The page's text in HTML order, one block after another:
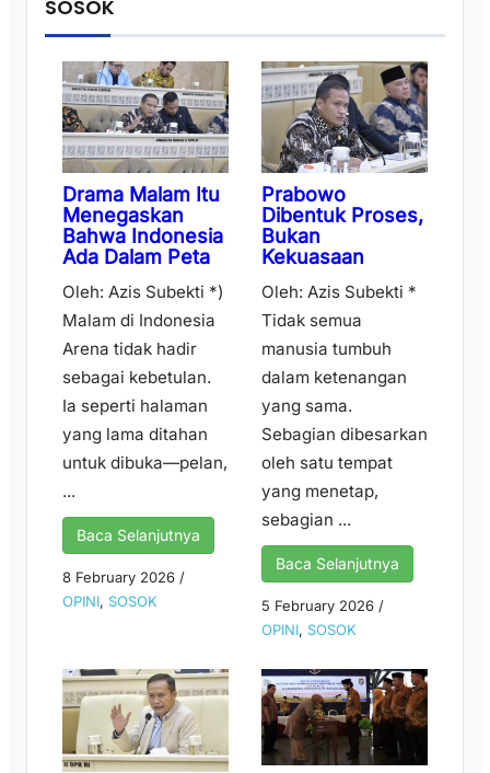
SOSOK
Drama Malam Itu
Menegaskan
Bahwa Indonesia
Ada Dalam Peta
Oleh: Azis Subekti *)
Malam di Indonesia
Arena tidak hadir
sebagai kebetulan.
Ia seperti halaman
yang lama ditahan
untuk dibuka—pelan,
...
Baca Selanjutnya
8 February 2026 /
OPINI, SOSOK
Prabowo
Dibentuk Proses,
Bukan
Kekuasaan
Oleh: Azis Subekti *
Tidak semua
manusia tumbuh
dalam ketenangan
yang sama.
Sebagian dibesarkan
oleh satu tempat
yang menetap,
sebagian ...
Baca Selanjutnya
5 February 2026 /
OPINI, SOSOK